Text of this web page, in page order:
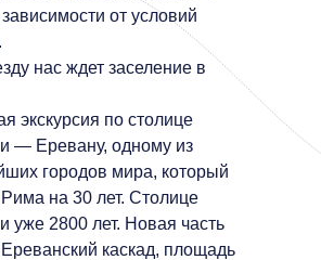
от условий
нас ждет заселение в
экскурсия по столице
— Еревану, одному из
городов мира, который
на 30 лет. Столице
уже 2800 лет. Новая часть
каскад, площадь